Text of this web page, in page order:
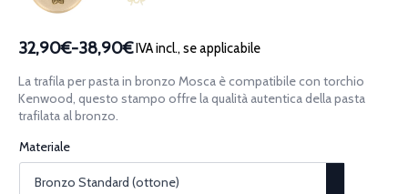
32,90€-38,90€
Fascia
di
prezzo:
da
32,90€
a
38,90€
IVA incl., se applicabile
La trafila per pasta in bronzo Mosca è compatibile con torchio
Kenwood, questo stampo offre la qualità autentica della pasta
trafilata al bronzo.
Materiale